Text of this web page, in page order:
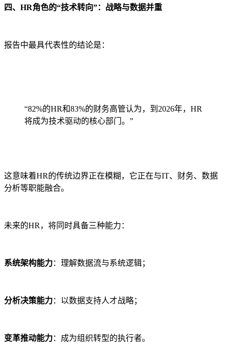
四、HR角色的“技术转向”：战略与数据并重
报告中最具代表性的结论是：
“82%的HR和83%的财务高管认为，到2026年，HR
将成为技术驱动的核心部门。”
这意味着HR的传统边界正在模糊，它正在与IT、财务、数据
分析等职能融合。
未来的HR，将同时具备三种能力：
系统架构能力：理解数据流与系统逻辑；
分析决策能力：以数据支持人才战略；
变革推动能力：成为组织转型的执行者。